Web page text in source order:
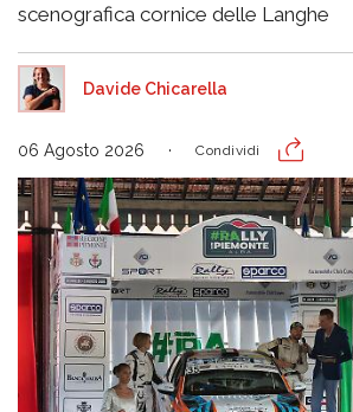
scenografica cornice delle Langhe
Davide Chicarella
06 Agosto 2026 Condividi